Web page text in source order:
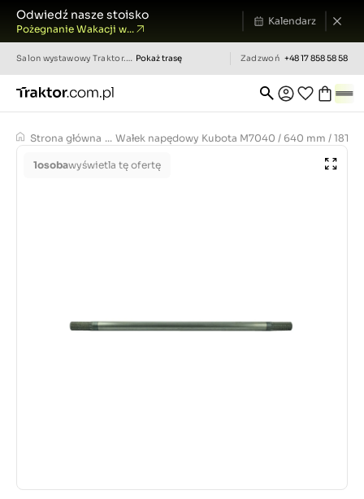
Odwiedź nasze stoisko
Pożegnanie Wakacji w...
Kalendarz
Salon wystawowy Traktor.com.pl Pokaż trasę Zadzwoń +48 17 858 58 58
Strona główna ... Wałek napędowy Kubota M7040 / 640 mm / 18T/
1osobawyświetla tę ofertę